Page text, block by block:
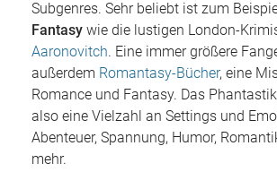
Subgenres. Sehr beliebt ist zum
Fantasy wie die lustigen London-
Aaronovitch. Eine immer größere
außerdem Romantasy-Bücher, eine
Romance und Fantasy. Das
also eine Vielzahl an Settings und
Abenteuer, Spannung, Humor,
mehr.